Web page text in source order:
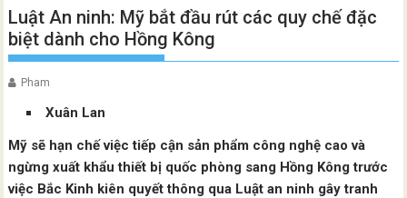
Luật An ninh: Mỹ bắt đầu rút các quy chế đặc
biệt dành cho Hồng Kông
Pham
Xuân Lan
Mỹ sẽ hạn chế việc tiếp cận sản phẩm công nghệ cao và
ngừng xuất khẩu thiết bị quốc phòng sang Hồng Kông trước
việc Bắc Kinh kiên quyết thông qua Luật an ninh gây tranh